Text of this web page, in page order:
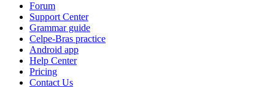
Forum
Support Center
Grammar guide
Celpe-Bras practice
Android app
Help Center
Pricing
Contact Us